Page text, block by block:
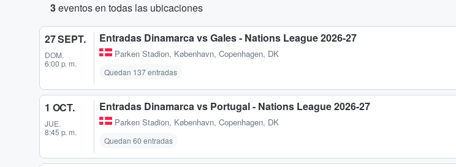
3eventos en todas las ubicaciones
27 SEPT.
DOM.
6:00 p. m.
Entradas Dinamarca vs Gales - Nations League 2026-27
Parken Stadion, København, Copenhagen, DK
Quedan 137 entradas
1 OCT.
JUE.
8:45 p. m.
Entradas Dinamarca vs Portugal - Nations League 2026-27
Parken Stadion, København, Copenhagen, DK
Quedan 60 entradas